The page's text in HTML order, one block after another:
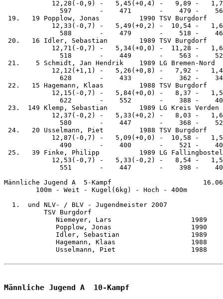
12,28(-0,9) -   5,45(+0,4) -   9,89 -
597       -    471       -    479 -
19.   19 Popplow, Jonas          1990 TSV
12,33(-0,7) -   5,49(+0,2) -  10,54 -
588       -    479       -    518 -
20.   16 Idler, Sebastian        1989 TSV
12,71(-0,7) -   5,34(+0,0) -  11,28 -
518       -    449       -    563 -
21.    5 Schmidt, Jan Hendrik    1989 LG
12,12(+1,1) -   5,26(+0,8) -   7,92 -
628       -    433       -    362 -
22.   15 Hagemann, Klaas         1988 TSV
12,15(-0,7) -   5,84(+0,0) -   8,37 -
622       -    552       -    388 -
23.  149 Klemp, Sebastian        1989 LG Kreis
12,37(-0,2) -   5,33(+0,2) -   8,03 -
580       -    447       -    368 -
24.   20 Usselmann, Piet         1988 TSV
12,87(-0,7) -   5,09(+0,0) -  10,58 -
490       -    400       -    521 -
25.   39 Finke, Philipp          1989 LG
12,53(-0,7) -   5,33(-0,2) -   8,54 -
551       -    447       -    398 -
Männliche Jugend A  5-Kampf
        100m - Weit - Kugel(6kg) - Hoch - 400m
  1.  und NLV- / BLV - Jugendmeister 2007
TSV Burgdorf
Niemeyer, Lars                    1989
Popplow, Jonas                    1990
Idler, Sebastian                  1989
Hagemann, Klaas                   1988
Usselmann, Piet                   1988
Männliche Jugend A  10-Kampf